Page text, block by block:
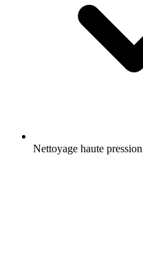
Nettoyage haute pression